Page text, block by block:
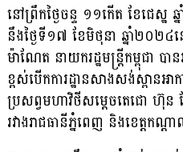
នៅព្រឹកថ្ងៃចន្ទ ១១កើត ខែជេស្
នឹងថ្ងៃទី​១៧ ខែមិថុនា ឆ្នាំ២០២
ម៉ាណែត នាយករដ្ឋមន្ត្រីកម្ពុជា ប
ខ្ពស់បើកការដ្ឋានសាងសង់ស្ពាន
ប្រសព្វមហាវិថីសម្តេចតេជោ ហ៊ុ
រវាង​រាជធានី​ភ្នំពេញ និងខេត្តកណ្ត